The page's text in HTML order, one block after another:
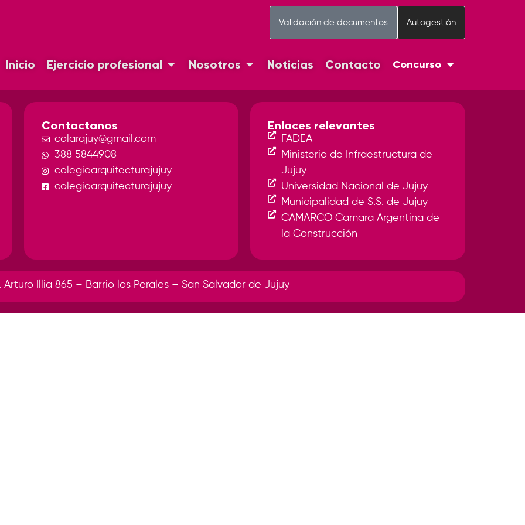
Autogestión
Validación de documentos
Inicio Ejercicio profesional Nosotros Noticias Contacto Concurso
Contactanos
colarqjuy@gmail.com
388 5844908
colegioarquitecturajujuy
colegioarquitecturajujuy
Enlaces relevantes
FADEA
Ministerio de Infraestructura de
Jujuy
Universidad Nacional de Jujuy
Municipalidad de S.S. de Jujuy
CAMARCO Camara Argentina de
la Construcción
Arturo Illia 865 – Barrio los Perales – San Salvador de Jujuy